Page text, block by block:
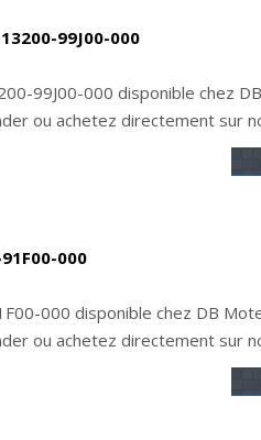
99J00-000
99J00-000 disponible chez
ou achetez directement sur
000
000 disponible chez DB
ou achetez directement sur